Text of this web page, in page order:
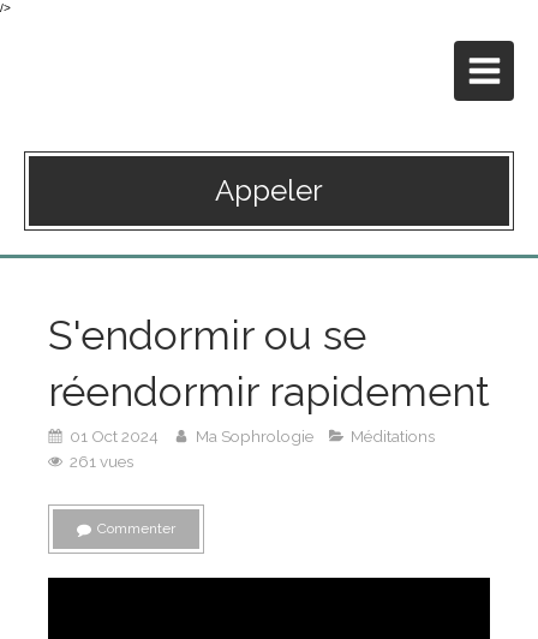
/>
Appeler
S'endormir ou se
réendormir rapidement
01 Oct 2024 Ma Sophrologie
Méditations
261 vues
Commenter